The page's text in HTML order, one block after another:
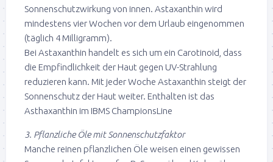
Sonnenschutzwirkung von innen. Astaxanthin wird
mindestens vier Wochen vor dem Urlaub eingenommen
(täglich 4 Milligramm).
Bei Astaxanthin handelt es sich um ein Carotinoid, dass
die Empfindlichkeit der Haut gegen UV-Strahlung
reduzieren kann. Mit jeder Woche Astaxanthin steigt der
Sonnenschutz der Haut weiter. Enthalten ist das
Asthaxanthin im IBMS ChampionsLine
3. Pflanzliche Öle mit Sonnenschutzfaktor
Manche reinen pflanzlichen Öle weisen einen gewissen